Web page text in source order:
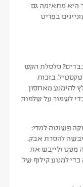
היא מתאימה גם
בפריט
סלסלת הקש
בזכות
להימנע מאחסון
לשמור על שלמות
פשוטה למדי:
להסרת אבק.
מעט ולייבש את
למנוע קילוף של